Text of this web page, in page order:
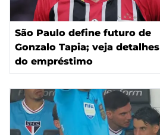
São Paulo define futuro de
Gonzalo Tapia; veja detalhes
do empréstimo